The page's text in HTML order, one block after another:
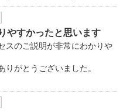
やすかったと思います
スのご説明が非常にわかりや
がとうございました。